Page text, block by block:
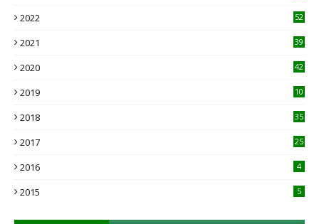
2022 52
2021 39
2020 42
2019
10
2018 35
2017 25
2016 4
2015 5